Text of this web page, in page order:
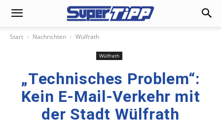
Start Nachrichten Wülfrath
Wülfrath
„Technisches Problem“:
Kein E-Mail-Verkehr mit
der Stadt Wülfrath